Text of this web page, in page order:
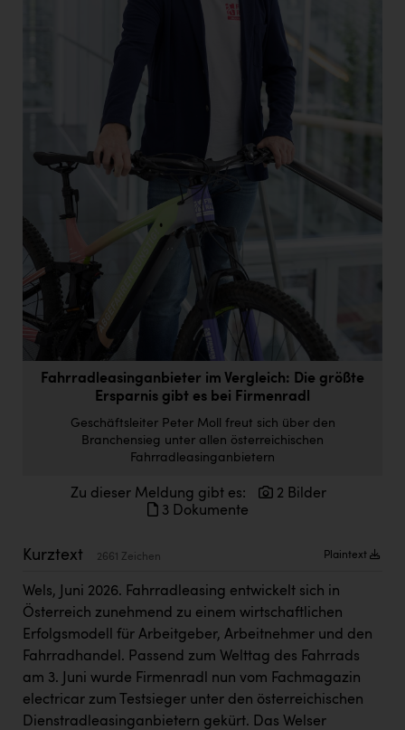
Fristads Austria
HIG Infomotion Group
IFE Austria GmbH
Immotech
INTERSPAR
INTERSPORT Austria
Jane Goodall Institute Austria
KIWI Kinderwunsch Institut Dr. Loimer
KLIPP Frisör
Kleider Bauer
Kremsmüller Anlagenbau GmbH
Maximarkt
Oldtimer Raststationen und Motorhotels
Österreichischer Kachelofenverband
Fahrradleasinganbieter im Vergleich: Die größte
Ersparnis gibt es bei Firmenradl
Geschäftsleiter Peter Moll freut sich über den
Branchensieg unter allen österreichischen
Fahrradleasinganbietern
Zu dieser Meldung gibt es:
2 Bilder
3 Dokumente
Kurztext 2661 Zeichen Plaintext
Wels, Juni 2026. Fahrradleasing entwickelt sich in
Österreich zunehmend zu einem wirtschaftlichen
Erfolgsmodell für Arbeitgeber, Arbeitnehmer und den
Fahrradhandel. Passend zum Welttag des Fahrrads
am 3. Juni wurde Firmenradl nun vom Fachmagazin
electricar zum Testsieger unter den österreichischen
Dienstradleasinganbietern gekürt. Das Welser